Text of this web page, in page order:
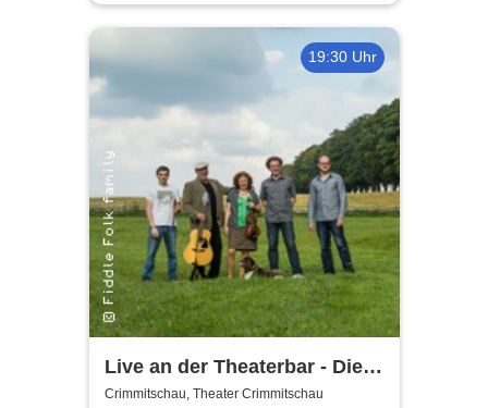
19:30 Uhr
Live an der Theaterbar - Die
Fiddle Folk Family
Crimmitschau, Theater Crimmitschau